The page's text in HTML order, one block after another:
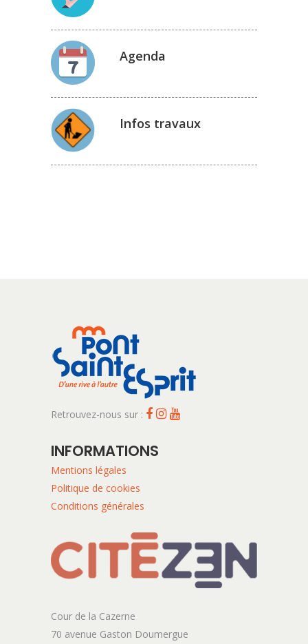
Agenda
Infos travaux
Retrouvez-nous sur :
INFORMATIONS
Mentions légales
Politique de cookies
Conditions générales
Cour de la Cazerne
70 avenue Gaston Doumergue